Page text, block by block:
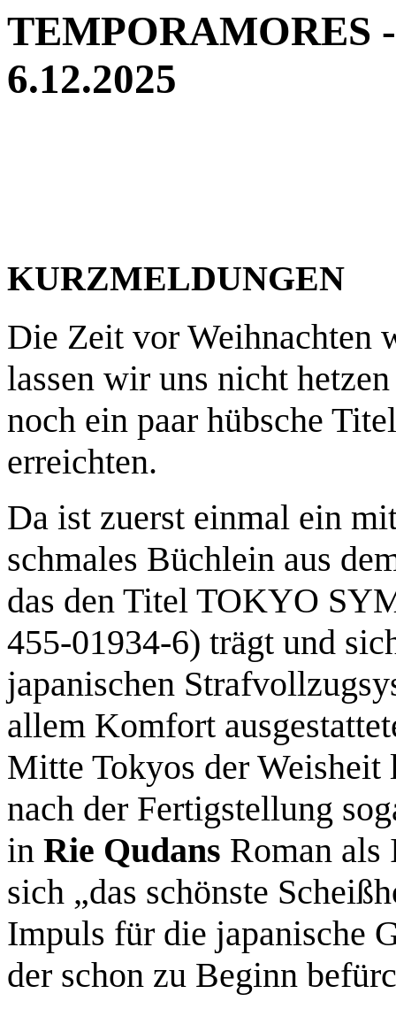
TEMPORAMORES
6.12.2025
KURZMELDUNGEN
Die Zeit vor Weihnachten
lassen wir uns nicht
noch ein paar hübsche
erreichten.
Da ist zuerst einmal ein
schmales Büchlein aus
das den Titel TOKYO
455-01934-6) trägt und
japanischen
allem Komfort
Mitte Tokyos der
nach der Fertigstellung
in Rie Qudans Roman
sich „das schönste
Impuls für die japanische
der schon zu Beginn